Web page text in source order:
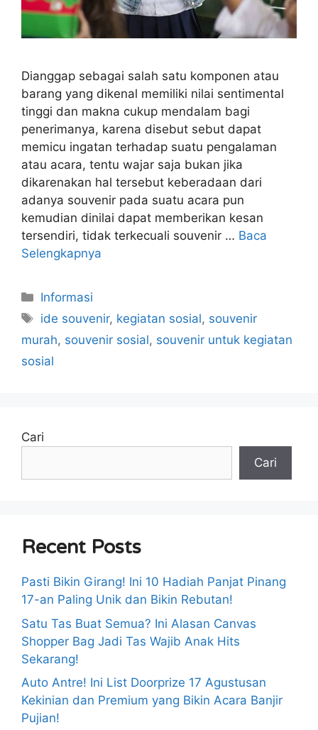
Dianggap sebagai salah satu komponen atau
barang yang dikenal memiliki nilai sentimental
tinggi dan makna cukup mendalam bagi
penerimanya, karena disebut sebut dapat
memicu ingatan terhadap suatu pengalaman
atau acara, tentu wajar saja bukan jika
dikarenakan hal tersebut keberadaan dari
adanya souvenir pada suatu acara pun
kemudian dinilai dapat memberikan kesan
tersendiri, tidak terkecuali souvenir … Baca
Selengkapnya
Kategori
Informasi
Tag
ide souvenir, kegiatan sosial, souvenir
murah, souvenir sosial, souvenir untuk kegiatan
sosial
Cari
Cari
Recent Posts
Pasti Bikin Girang! Ini 10 Hadiah Panjat Pinang
17-an Paling Unik dan Bikin Rebutan!
Satu Tas Buat Semua? Ini Alasan Canvas
Shopper Bag Jadi Tas Wajib Anak Hits
Sekarang!
Auto Antre! Ini List Doorprize 17 Agustusan
Kekinian dan Premium yang Bikin Acara Banjir
Pujian!